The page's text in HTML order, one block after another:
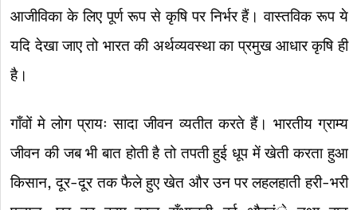
आजीविका के लिए पूर्ण रूप से कृषि पर निर्भर हैं। वास्तविक रूप ये
यदि देखा जाए तो भारत की अर्थव्यवस्था का प्रमुख आधार कृषि ही
है।
गाँवों मे लोग प्रायः सादा जीवन व्यतीत करते हैं। भारतीय ग्राम्य
जीवन की जब भी बात होती है तो तपती हुई धूप में खेती करता हुआ
किसान, दूर-दूर तक फैले हुए खेत और उन पर लहलहाती हरी-भरी